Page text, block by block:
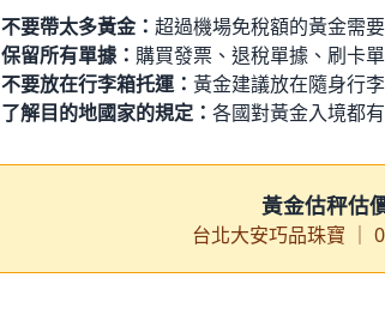
不要帶太多黃金： 超過機場免稅額的黃金需
保留所有單據： 購買發票、退稅單據、刷卡
不要放在行李箱托運： 黃金建議放在隨身行
了解目的地國家的規定： 各國對黃金入境都
黃金估秤估
台北大安巧品珠寶 ｜